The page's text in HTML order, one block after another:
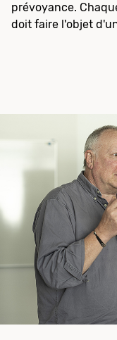
prévoyance.
doit faire l'objet